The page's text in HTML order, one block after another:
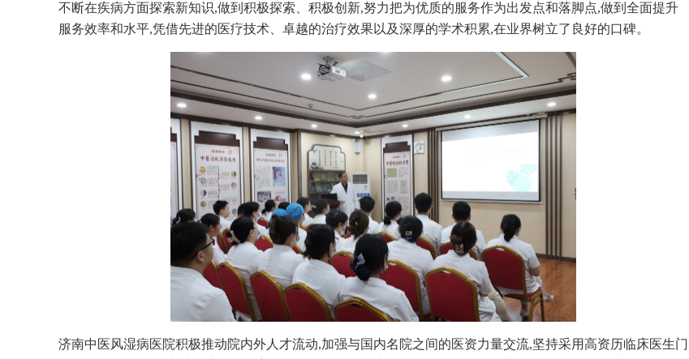
不断在疾病方面探索新知识,做到积极探索、积极创新,努力把为优质的服务作为出发点和落脚点,做到全面提升
服务效率和水平,凭借先进的医疗技术、卓越的治疗效果以及深厚的学术积累,在业界树立了良好的口碑。
济南中医风湿病医院积极推动院内外人才流动,加强与国内名院之间的医资力量交流,坚持采用高资历临床医生门